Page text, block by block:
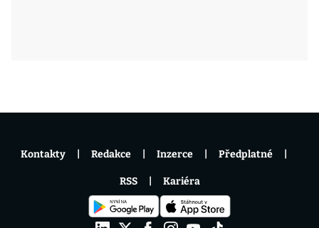
Kontakty Redakce Inzerce Předplatné
RSS Kariéra